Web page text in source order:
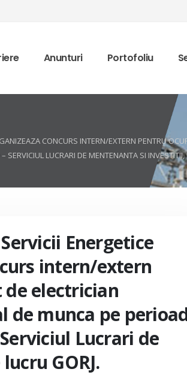
Anunturi Portofoliu
CONCURS INTERN/EXTERN PENTRU
LUCRARI DE MENTENANTA SI
Energetice
intern/extern
electrician
munca pe
Lucrari de
GORJ.